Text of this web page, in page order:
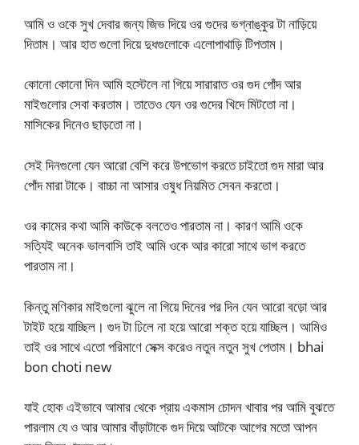
আমি ও ওকে সুখ দেবার জন্য জিভ দিয়ে ওর গুদের ভগ্নাঙ্কুর টা নাড়িয়ে
দিতাম। আর হাত গুলো দিয়ে দুধগুলোকে এলোপাথাড়ি টিপতাম।
কোনো কোনো দিন আমি হস্টেলে না গিয়ে সারারাত ওর গুদ পোঁদ আর
মাইগুলোর সেবা করতাম। তাতেও যেন ওর গুদের খিদে মিটতো না।
মাসিকের দিনেও ছাড়তো না।
সেই দিনগুলো যেন আরো বেশি করে উপভোগ করতে চাইতো গুদ মারা আর
পোঁদ মারা টাকে। বাচ্চা না আসার ওষুধ নিয়মিত সেবন করতো।
ওর কামের কথা আমি কাউকে বলতেও পারতাম না। কারণ আমি ওকে
সত্যিই অনেক ভালবাসি তাই আমি ওকে আর কারো সাথে ভাগ করতে
পারতাম না।
কিন্তু মণিকার মাইগুলো ঝুলে না গিয়ে দিনের পর দিন যেন আরো বড়ো আর
টাইট হয়ে যাচ্ছিল। গুদ টা ঢিলে না হয়ে আরো শক্ত হয়ে যাচ্ছিল। আমিও
তাই ওর সাথে এতো পরিমাণে সেক্স করেও নতুন নতুন সুখ পেতাম। bhai
bon choti new
যাই হোক এইভাবে আমার থেকে প্রায় একমাস চোদন খাবার পর আমি বুঝতে
পারলাম যে ও আর আমার বাঁড়াটাকে গুদ দিয়ে আটকে আগের মতো আপন